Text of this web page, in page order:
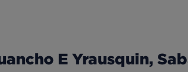
E Yrausquin,